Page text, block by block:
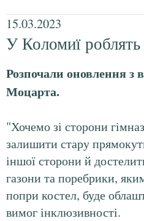
15.03.2023
У Коломиї
Розпочали оновлення з
Моцарта.
"Хочемо зі сторони
залишити стару
іншої сторони й
газони та поребрики,
попри костел, буде
вимог інклюзивності.